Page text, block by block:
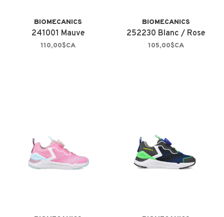
BIOMECANICS
241001 Mauve
110,00$CA
BIOMECANICS
252230 Blanc / Rose
105,00$CA